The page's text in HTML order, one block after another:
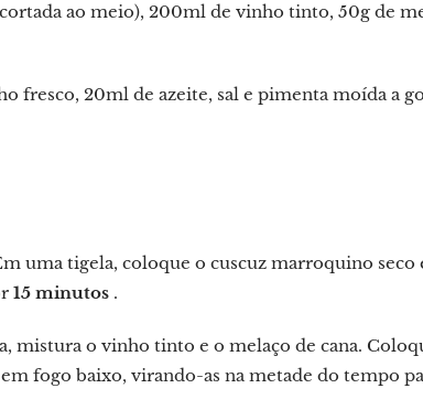
ao meio), 200ml de vinho tinto, 50g de
fresco, 20ml de azeite, sal e pimenta moída a
uma tigela, coloque o cuscuz marroquino seco
15 minutos .
mistura o vinho tinto e o melaço de cana.
em fogo baixo, virando-as na metade do tempo